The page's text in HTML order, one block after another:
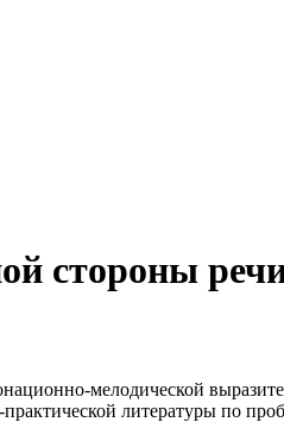
стороны
мелодической
литературы по